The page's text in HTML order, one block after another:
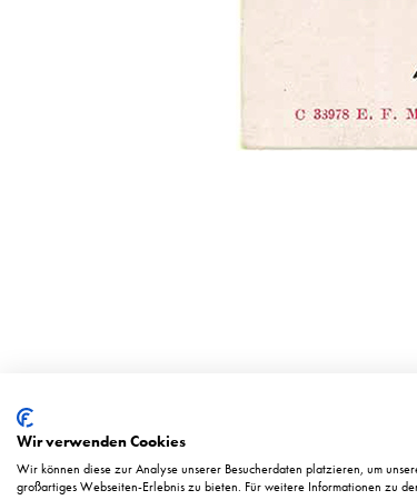
© 2025 | MUNICH DANCE HISTORIES
Wir verwenden Cookies
Wir können diese zur Analyse unserer Besucherdaten platzieren, um
großartiges Webseiten-Erlebnis zu bieten. Für weitere Informationen zu